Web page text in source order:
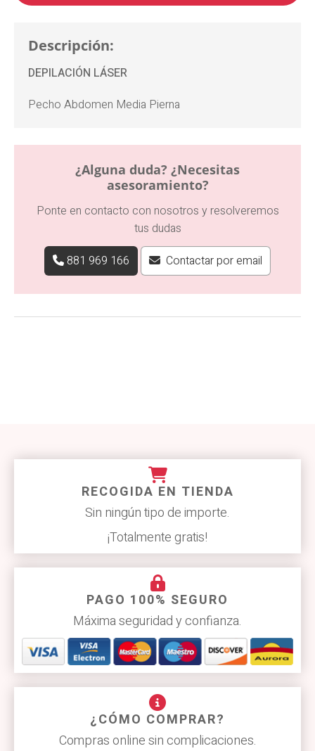
Descripción:
DEPILACIÓN LÁSER
Pecho Abdomen Media Pierna
¿Alguna duda? ¿Necesitas
asesoramiento?
Ponte en contacto con nosotros y resolveremos
tus dudas
881 969 166
Contactar por email
RECOGIDA EN TIENDA
Sin ningún tipo de importe.
¡Totalmente gratis!
PAGO 100% SEGURO
Máxima seguridad y confianza.
¿CÓMO COMPRAR?
Compras online sin complicaciones.